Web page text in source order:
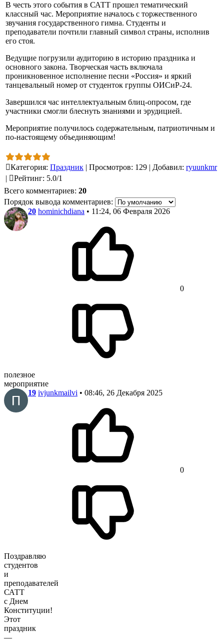
В честь этого события в САТТ прошел тематический
классный час. Мероприятие началось с торжественного
звучания государственного гимна. Студенты и
преподаватели почтили главный символ страны, исполнив
его стоя.
Ведущие погрузили аудиторию в историю праздника и
основного закона. Творческая часть включала
проникновенное исполнение песни «Россия» и яркий
танцевальный номер от студенток группы ОИСиР-24.
Завершился час интеллектуальным блиц-опросом, где
участники смогли блеснуть знаниями и эрудицией.
Мероприятие получилось содержательным, патриотичным и
по-настоящему объединяющим!
Категория: Праздник | Просмотров: 129 | Добавил: ryuunkmr
|
Рейтинг: 5.0/1
Всего комментариев: 20
Порядок вывода комментариев:
20 hominichdiana • 11:24, 06 Февраля 2026
0
полезное
мероприятие
19 ivjunkmailvi • 08:46, 26 Декабря 2025
0
Поздравляю
студентов
и
преподавателей
САТТ
с Днем
Конституции!
Этот
праздник
—